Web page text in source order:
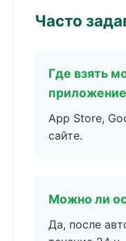
Часто
Где взять
App Store,
сайте.
Можно ли
Да, после